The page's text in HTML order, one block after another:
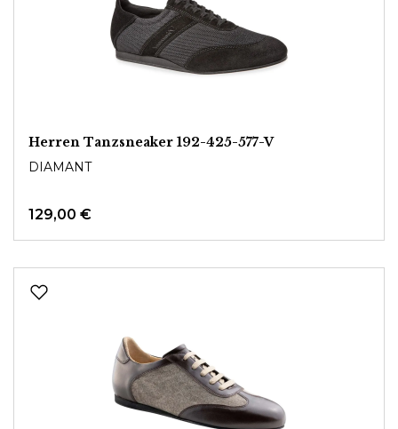
Herren Tanzsneaker 192-425-577-V
DIAMANT
129,00 €